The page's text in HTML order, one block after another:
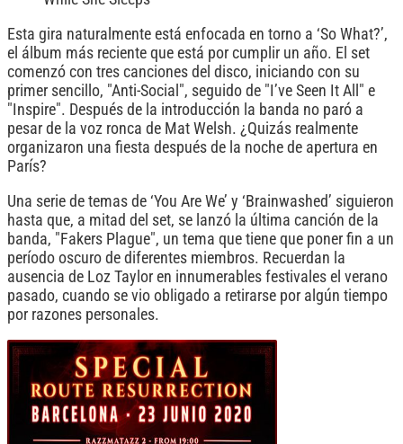
Esta gira naturalmente está enfocada en torno a ‘So What?’,
el álbum más reciente que está por cumplir un año. El set
comenzó con tres canciones del disco, iniciando con su
primer sencillo, "Anti-Social", seguido de "I’ve Seen It All" e
"Inspire". Después de la introducción la banda no paró a
pesar de la voz ronca de Mat Welsh. ¿Quizás realmente
organizaron una fiesta después de la noche de apertura en
París?
Una serie de temas de ‘You Are We’ y ‘Brainwashed’ siguieron
hasta que, a mitad del set, se lanzó la última canción de la
banda, "Fakers Plague", un tema que tiene que poner fin a un
período oscuro de diferentes miembros. Recuerdan la
ausencia de Loz Taylor en innumerables festivales el verano
pasado, cuando se vio obligado a retirarse por algún tiempo
por razones personales.